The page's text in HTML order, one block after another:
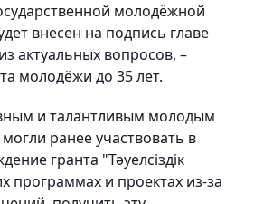
молодёжной
внесен на подпись главе
актуальных вопросов, –
молодёжи до 35 лет.
и талантливым молодым
ранее участвовать в
гранта "Тәуелсіздік
программах и проектах из-за